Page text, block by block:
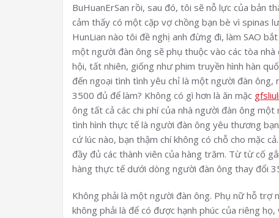
BuHuanErSan rồi, sau đó, tôi sẽ nỗ lực của bản
cảm thấy có một cặp vợ chồng bạn bè vì spinas
HunLian nào tôi đề nghị anh đừng đi, làm SAO
một người đàn ông sẽ phụ thuộc vào các tòa
hội, tất nhiên, giống như phim truyền hình hàn
đến ngoại tình tình yêu chỉ là một người đàn
3500 đủ để làm? Không có gì hơn là ăn mặc
ông tất cả các chi phí của nhà người đàn ông
tình hình thực tế là người đàn ông yêu thương
cứ lúc nào, bạn thậm chí không có chỗ cho mặc
đầy đủ các thành viên của hàng trăm. Từ từ cố
hàng thực tế dưới dòng người đàn ông thay đổi
Không phải là một người đàn ông. Phụ nữ hỗ
không phải là để có được hạnh phúc của riêng